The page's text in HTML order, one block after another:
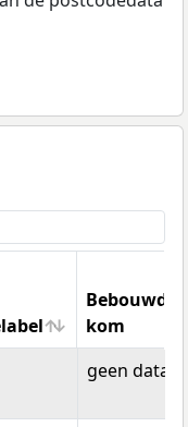
Bebouwde
kom
Bebouwde
kom
geen data